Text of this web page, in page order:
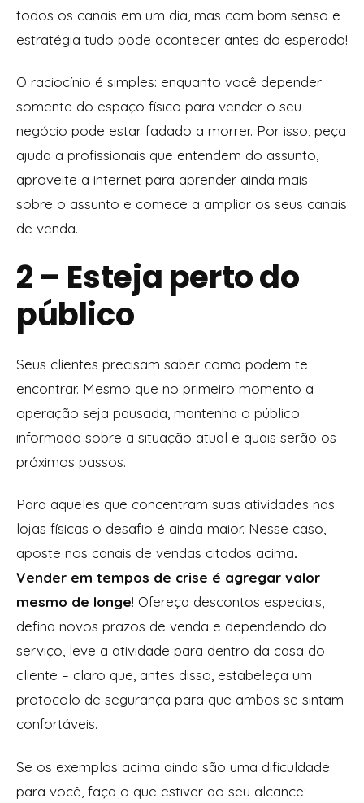
todos os canais em um dia, mas com bom senso e
estratégia tudo pode acontecer antes do esperado!
O raciocínio é simples: enquanto você depender
somente do espaço físico para vender o seu
negócio pode estar fadado a morrer. Por isso, peça
ajuda a profissionais que entendem do assunto,
aproveite a internet para aprender ainda mais
sobre o assunto e comece a ampliar os seus canais
de venda.
2 – Esteja perto do
público
Seus clientes precisam saber como podem te
encontrar. Mesmo que no primeiro momento a
operação seja pausada, mantenha o público
informado sobre a situação atual e quais serão os
próximos passos.
Para aqueles que concentram suas atividades nas
lojas físicas o desafio é ainda maior. Nesse caso,
aposte nos canais de vendas citados acima.
Vender em tempos de crise é agregar valor
mesmo de longe! Ofereça descontos especiais,
defina novos prazos de venda e dependendo do
serviço, leve a atividade para dentro da casa do
cliente – claro que, antes disso, estabeleça um
protocolo de segurança para que ambos se sintam
confortáveis.
Se os exemplos acima ainda são uma dificuldade
para você, faça o que estiver ao seu alcance: